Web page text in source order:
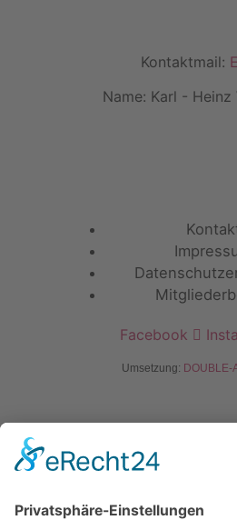
Kontaktmail:
Name: Karl - Heinz
Facebook
Umsetzung: DOUBLE-